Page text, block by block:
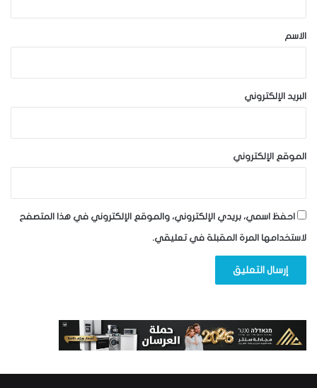
*
الاسم
البريد الإلكتروني
الموقع الإلكتروني
احفظ اسمي، بريدي الإلكتروني، والموقع الإلكتروني في هذا المتصفح
لاستخدامها المرة المقبلة في تعليقي.